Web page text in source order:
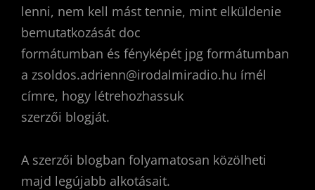
lenni, nem kell mást tennie, mint elküldenie
bemutatkozását doc
formátumban és fényképét jpg formátumban
a zsoldos.adrienn@irodalmiradio.hu ímél
címre, hogy létrehozhassuk
szerzői blogját.
A szerzői blogban folyamatosan közölheti
majd legújabb alkotásait.